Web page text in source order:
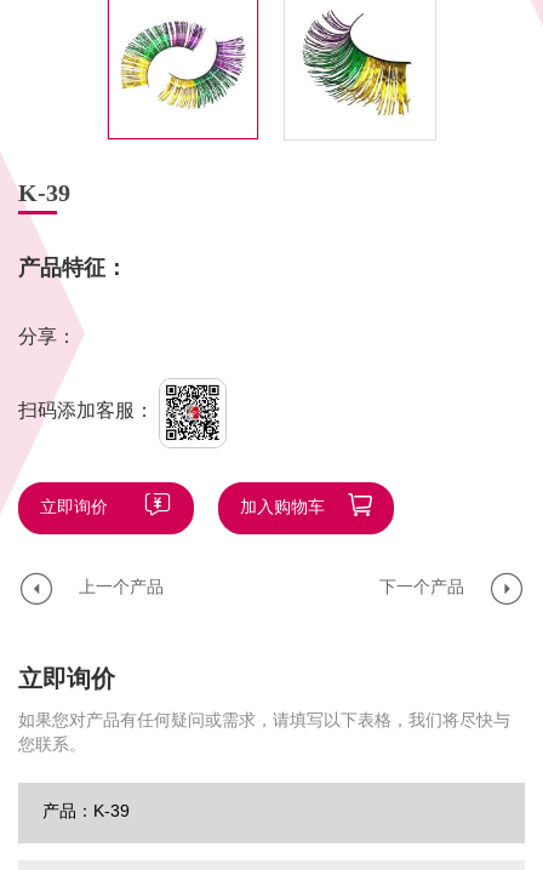
K-39
产品特征：
分享：
扫码添加客服：
立即询价 加入购物车
上一个产品 下一个产品
立即询价
如果您对产品有任何疑问或需求，请填写以下表格，我们将尽快与
您联系。